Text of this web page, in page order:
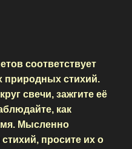
соответствует
природных стихий.
свечи, зажгите её
как
Мысленно
просите их о